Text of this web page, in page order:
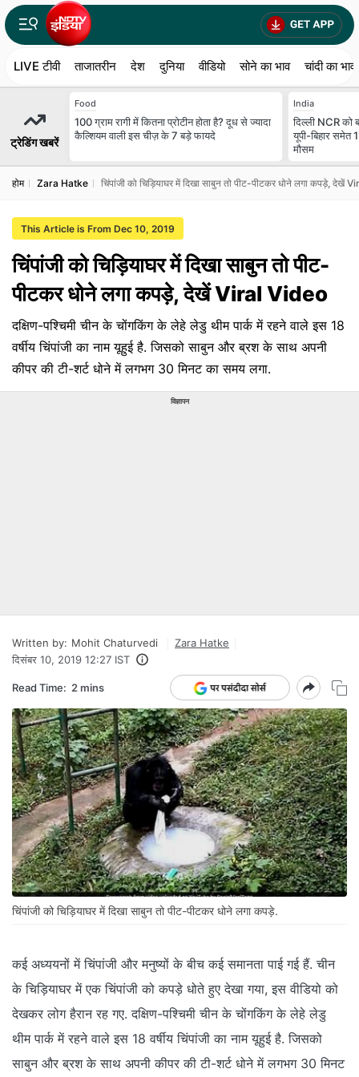
LIVE टीवी ताजातरीन देश दुनिया वीडियो सोने का भाव चांदी का भाव
ट्रेडिंग खबरें
Food
100 ग्राम रागी में कितना प्रोटीन होता है? दूध से ज्यादा
कैल्शियम वाली इस चीज़ के 7 बड़े फायदे
India
दिल्ली NCR को
यूपी-बिहार समेत
मौसम
होम Zara Hatke चिंपांजी को चिड़ियाघर में दिखा साबुन तो पीट-पीटकर धोने लगा कपड़े, देखें
This Article is From Dec 10, 2019
चिंपांजी को चिड़ियाघर में दिखा साबुन तो पीट-
पीटकर धोने लगा कपड़े, देखें Viral Video
दक्षिण-पश्चिमी चीन के चोंगकिंग के लेहे लेडु थीम पार्क में रहने वाले इस 18
वर्षीय चिंपांजी का नाम यूहुई है. जिसको साबुन और ब्रश के साथ अपनी
कीपर की टी-शर्ट धोने में लगभग 30 मिनट का समय लगा.
विज्ञापन
Written by: Mohit Chaturvedi
Zara Hatke
दिसंबर 10, 2019 12:27 IST
Read Time: 2 mins
चिंपांजी को चिड़ियाघर में दिखा साबुन तो पीट-पीटकर धोने लगा कपड़े.
कई अध्ययनों में चिंपांजी और मनुष्यों के बीच कई समानता पाई गई हैं. चीन
के चिड़ियाघर में एक चिंपांजी को कपड़े धोते हुए देखा गया, इस वीडियो को
देखकर लोग हैरान रह गए. दक्षिण-पश्चिमी चीन के चोंगकिंग के लेहे लेडु
थीम पार्क में रहने वाले इस 18 वर्षीय चिंपांजी का नाम यूहुई है. जिसको
साबुन और ब्रश के साथ अपनी कीपर की टी-शर्ट धोने में लगभग 30 मिनट